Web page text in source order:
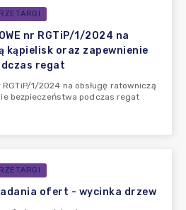
nr RGTiP/1/2024 na
kąpielisk oraz zapewnienie
regat
RGTiP/1/2024 na obsługę ratowniczą
bezpieczeństwa podczas regat
ofert - wycinka drzew